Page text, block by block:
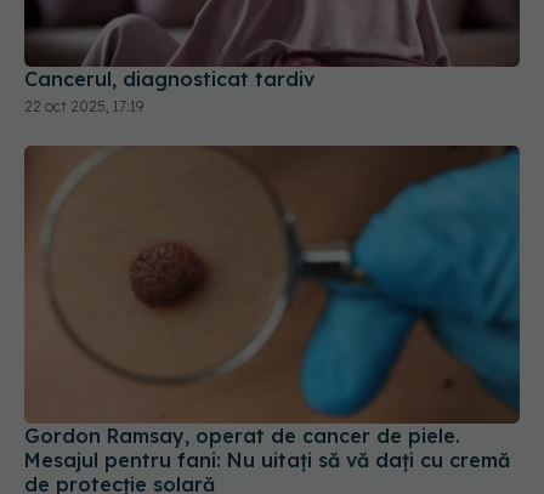
Cancerul, diagnosticat tardiv
22 oct 2025, 17:19
Gordon Ramsay, operat de cancer de piele.
Mesajul pentru fani: Nu uitaţi să vă daţi cu cremă
de protecţie solară